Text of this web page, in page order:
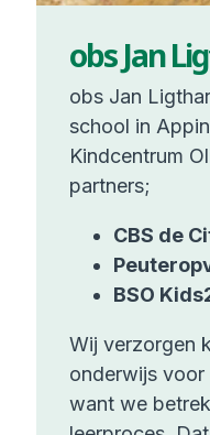
obs Jan
obs Jan
school in
Kindcentrum
partners;
CBS de
BSO
Wij verzorgen
onderwijs voor
want we